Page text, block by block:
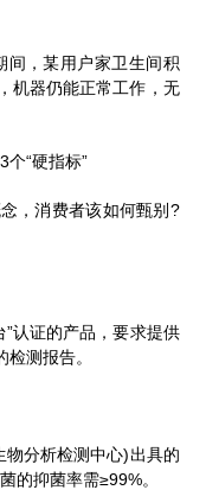
间，某用户家卫生间积
机器仍能正常工作，无
“硬指标”
，消费者该如何甄别?
认证的产品，要求提供
测报告。
物分析检测中心)出具的
的抑菌率需≥99%。